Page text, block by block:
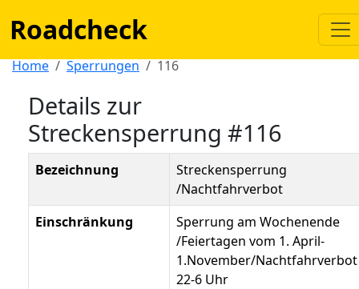
Roadcheck
Home Sperrungen 116
Details zur
Streckensperrung #116
Bezeichnung
Streckensperrung
/Nachtfahrverbot
Einschränkung
Sperrung am Wochenende
/Feiertagen vom 1. April-
1.November/Nachtfahrverbot
22-6 Uhr